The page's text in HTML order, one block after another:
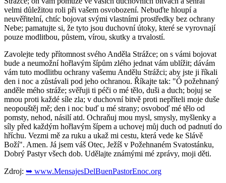
velmi důležitou roli při vašem osvobození. Nebuďte hloupí a
neuvěřitelní, chtíc bojovat svými vlastními prostředky bez ochrany
Nebe; pamatujte si, že tyto jsou duchovní útoky, které se vyrovnají
pouze modlitbou, půstem, vírou, skutky a trvalostí.
Zavolejte tedy přítomnost svého Anděla Strážce; on s vámi bojovat
bude a neumožní hořlavým šípům zlého jednat vám ublížit; dávám
vám tuto modlitbu ochrany vašemu Andělu Strážci; aby jste ji říkali
den i noc a zůstávali pod jeho ochranou. Říkajte tak: "Ó požehnaný
anděle mého stráže; svěřuji ti péči o mé tělo, duši a duch; bojuj se
mnou proti každé síle zla; v duchovní bitvě proti nepříteli moje duše
neopouštěj mě; den i noc buď u mé strany; osvoboď mé tělo od
pomsty, nehod, násilí atd. Ochraňuj mou mysl, smysly, myšlenky a
síly před každým hořlavým šípem a uchovej můj duch od padnutí do
hříchu. Vezmi mě za ruku a ukaž mi cestu, která vede ke Slávě
Boží". Amen. Já jsem váš Otec, Ježíš v Požehnaném Svatostánku,
Dobrý Pastyr všech dob. Udělajte známými mé zprávy, moji děti.
Zdroj: ➥ www.MensajesDelBuenPastorEnoc.org